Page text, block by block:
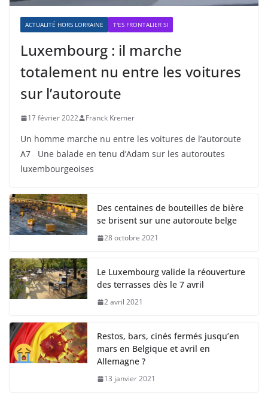
ACTUALITÉ HORS LORRAINE T'ES FRONTALIER SI
Luxembourg : il marche
totalement nu entre les voitures
sur l’autoroute
17 février 2022 Franck Kremer
Un homme marche nu entre les voitures de l’autoroute
A7 Une balade en tenu d’Adam sur les autoroutes
luxembourgeoises
Des centaines de bouteilles de bière
se brisent sur une autoroute belge
28 octobre 2021
Le Luxembourg valide la réouverture
des terrasses dès le 7 avril
2 avril 2021
Restos, bars, cinés fermés jusqu’en
mars en Belgique et avril en
Allemagne ?
13 janvier 2021